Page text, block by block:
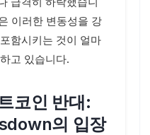
이러한 변동성을 강
함시키는 것이 얼마
고 있습니다.
코인 반대:
의 입장